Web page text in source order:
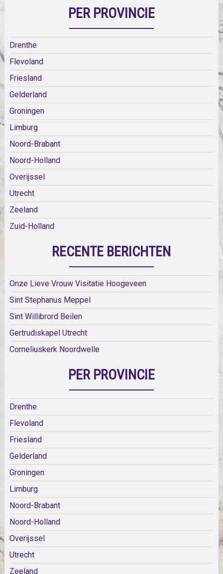
PER PROVINCIE
Drenthe
Flevoland
Friesland
Gelderland
Groningen
Limburg
Noord-Brabant
Noord-Holland
Overijssel
Utrecht
Zeeland
Zuid-Holland
RECENTE BERICHTEN
Onze Lieve Vrouw Visitatie Hoogeveen
Sint Stephanus Meppel
Sint Willibrord Beilen
Gertrudiskapel Utrecht
Corneliuskerk Noordwelle
PER PROVINCIE
Drenthe
Flevoland
Friesland
Gelderland
Groningen
Limburg
Noord-Brabant
Noord-Holland
Overijssel
Utrecht
Zeeland